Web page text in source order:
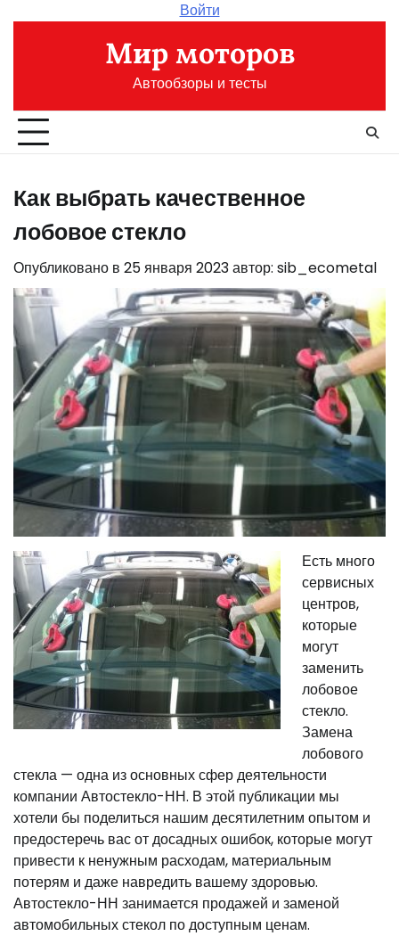
Войти
Мир моторов
Автообзоры и тесты
Как выбрать качественное
лобовое стекло
Опубликовано в 25 января 2023автор: sib_ecometal
Есть много
сервисных
центров,
которые
могут
заменить
лобовое
стекло.
Замена
лобового
стекла — одна из основных сфер деятельности
компании Автостекло-НН. В этой публикации мы
хотели бы поделиться нашим десятилетним опытом и
предостеречь вас от досадных ошибок, которые могут
привести к ненужным расходам, материальным
потерям и даже навредить вашему здоровью.
Автостекло-НН занимается продажей и заменой
автомобильных стекол по доступным ценам.